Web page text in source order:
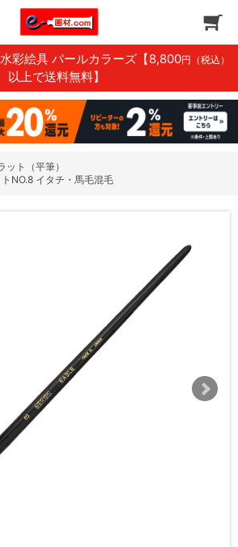
彩絵具 パールカラーズ 【8,800円（税込）
以上で送料無料】
ット（平筆）
NO.8 イタチ・馬毛混毛